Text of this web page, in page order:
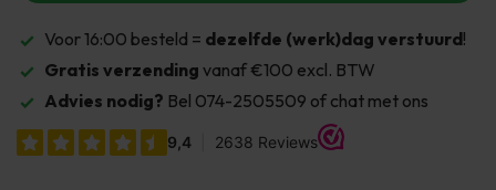
Voor 16:00 besteld = dezelfde (werk)dag verstuurd!
Gratis verzending vanaf €100 excl. BTW
Advies nodig? Bel 074-2505509 of chat met ons